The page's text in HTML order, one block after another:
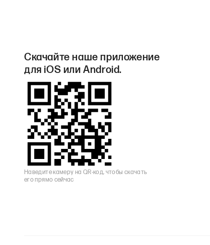
Скачайте наше приложение
для iOS или Android.
Наведите камеру на QR-код, чтобы скачать
его прямо сейчас